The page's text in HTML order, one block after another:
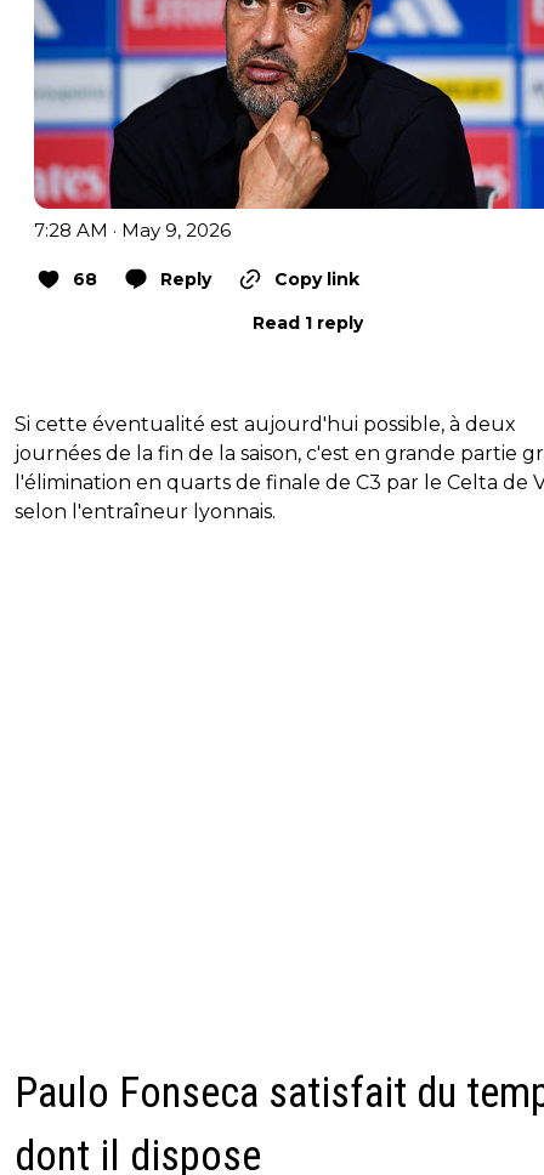
7:28 AM · May 9, 2026
68 Reply
Copy link
Read 1 reply
Si cette éventualité est aujourd'hui possible, à deux
journées de la fin de la saison, c'est en grande partie
l'élimination en quarts de finale de C3 par le Celta de
selon l'entraîneur lyonnais.
Paulo Fonseca satisfait du
dont il dispose